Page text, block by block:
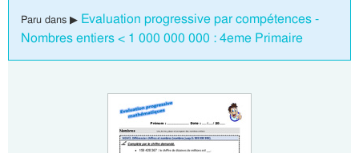
Paru dans ▶ Evaluation progressive par compétences -
Nombres entiers < 1 000 000 000 : 4eme Primaire